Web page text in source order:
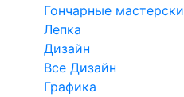
Гончарные
Лепка
Дизайн
Все Дизайн
Графика